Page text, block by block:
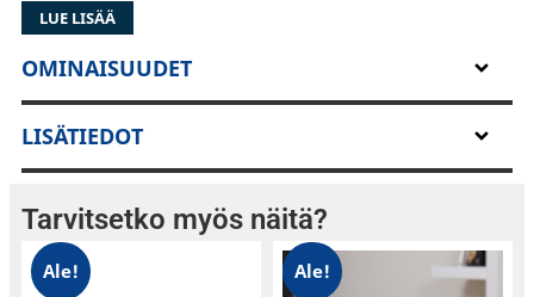
Denon DP-29F Täysautomaattinen
vinyylisoitin, hopea
alumiinivalettu levylautanen
LUE LISÄÄ
OMINAISUUDET
LISÄTIEDOT
Tarvitsetko myös näitä?
Ale! Ale!